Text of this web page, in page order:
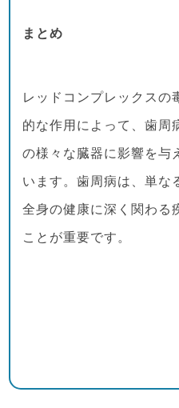
まとめ
レッドコンプレックスの
的な作用によって、歯周
の様々な臓器に影響を与
います。歯周病は、単な
全身の健康に深く関わる
ことが重要です。